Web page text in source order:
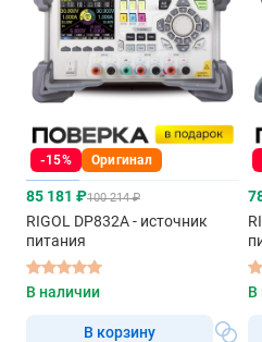
-15% Оригинал
85 181 ₽100 214 ₽
RIGOL DP832A - источник
питания
В наличии
В корзину
В